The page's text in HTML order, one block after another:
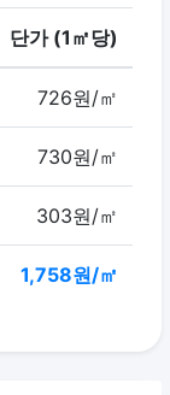
단가 (1㎡당)
726원/㎡
730원/㎡
303원/㎡
1,758원/㎡